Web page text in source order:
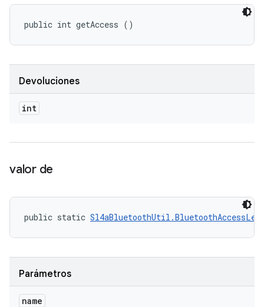
public int getAccess ()
Devoluciones
int
valor de
public static
Parámetros
name